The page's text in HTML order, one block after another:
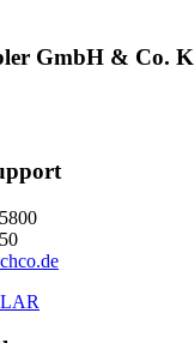
GmbH & Co.